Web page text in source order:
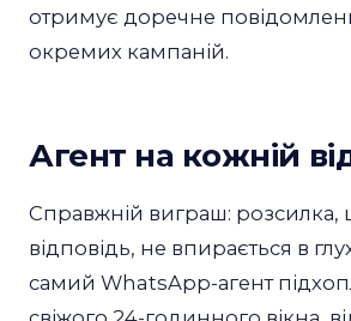
отримує доречне
окремих кампаній.
Агент на кожній
Справжній виграш: розсилка,
відповідь, не впирається в
самий WhatsApp-агент